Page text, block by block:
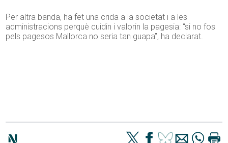
Per altra banda, ha fet una crida a la societat i a les
administracions perquè cuidin i valorin la pagesia: “si no fos
pels pagesos Mallorca no seria tan guapa”, ha declarat.